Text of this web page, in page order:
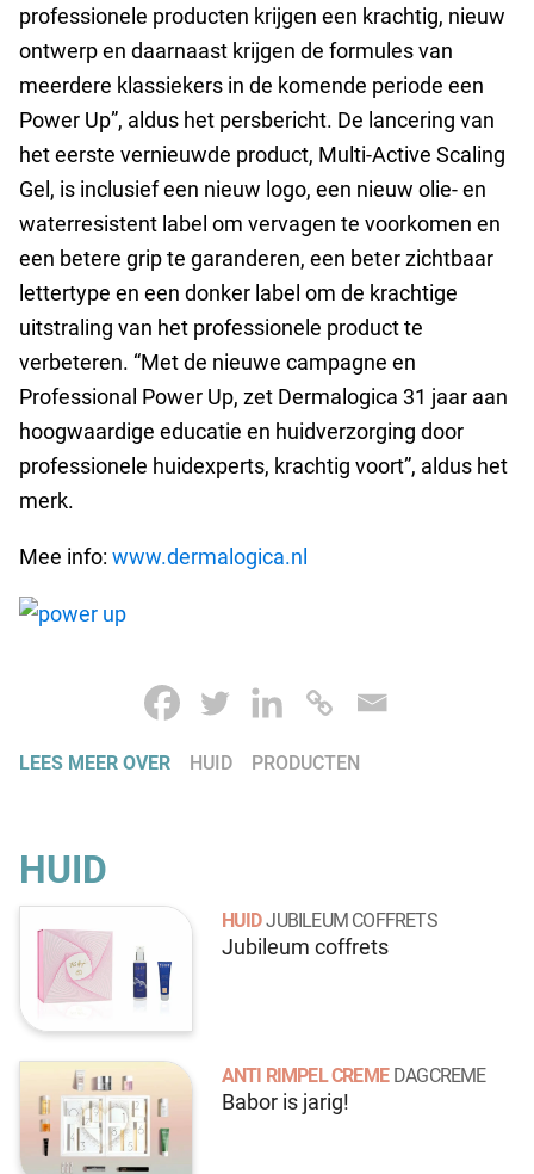
professionele producten krijgen een krachtig, nieuw
ontwerp en daarnaast krijgen de formules van
meerdere klassiekers in de komende periode een
Power Up”, aldus het persbericht. De lancering van
het eerste vernieuwde product, Multi-Active Scaling
Gel, is inclusief een nieuw logo, een nieuw olie- en
waterresistent label om vervagen te voorkomen en
een betere grip te garanderen, een beter zichtbaar
lettertype en een donker label om de krachtige
uitstraling van het professionele product te
verbeteren. “Met de nieuwe campagne en
Professional Power Up, zet Dermalogica 31 jaar aan
hoogwaardige educatie en huidverzorging door
professionele huidexperts, krachtig voort”, aldus het
merk.
Mee info: www.dermalogica.nl
LEES MEER OVER HUID PRODUCTEN
HUID
HUID JUBILEUM COFFRETS
Jubileum coffrets
ANTI RIMPEL CREME DAGCREME
Babor is jarig!